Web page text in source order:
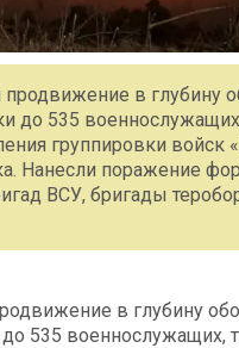
в глубину
до 535
группировки войск
Нанесли поражение
ВСУ, бригады
в глубину
до 535